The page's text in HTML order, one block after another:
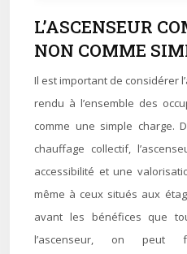
L’ASCENSEUR
NON COMME
Il est important de considérer
rendu à l’ensemble des
comme une simple charge.
chauffage collectif,
accessibilité et une
même à ceux situés aux
avant les bénéfices que
l’ascenseur, on peut